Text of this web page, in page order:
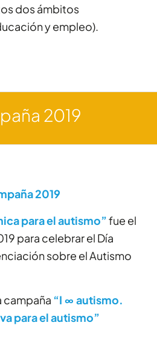
dos ámbitos
y empleo).
2019
2019
para el autismo”fue el
para celebrar el Día
sobre el Autismo
campaña “I ∞ autismo.
para el autismo”